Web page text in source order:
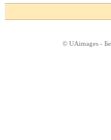
© UAimages -